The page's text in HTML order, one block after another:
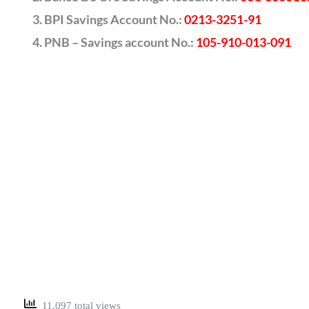
BPI Savings Account No.:0213-3251-91
PNB – Savings account No.: 105-910-013-091
11,097 total views